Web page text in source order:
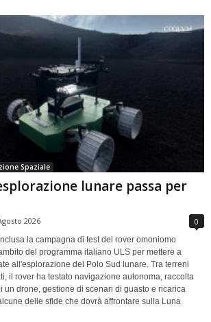
Spaziale
lunare passa per
2026 0
la campagna di test del rover omoniomo
del programma italiano ULS per mettere a
all'esplorazione del Polo Sud lunare. Tra terreni
il rover ha testato navigazione autonoma, raccolta
un drone, gestione di scenari di guasto e ricarica
delle sfide che dovrà affrontare sulla Luna